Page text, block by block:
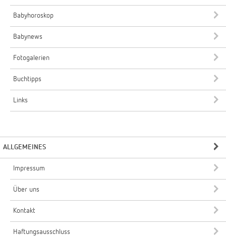
Babyhoroskop
Babynews
Fotogalerien
Buchtipps
Links
ALLGEMEINES
Impressum
Über uns
Kontakt
Haftungsausschluss